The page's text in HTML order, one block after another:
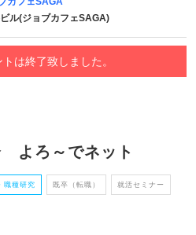
ビル(ジョブカフェSAGA)
は終了致しました。
よろ～でネット
職種研究 既卒（転職） 就活セミナー